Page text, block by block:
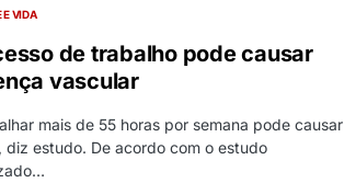
E VIDA
de trabalho pode causar
vascular
mais de 55 horas por semana pode causar
diz estudo. De acordo com o estudo